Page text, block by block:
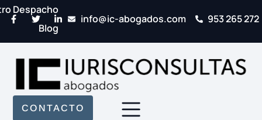
Despacho
Blog
info@ic-abogados.com 953 265 272
CONTACTO